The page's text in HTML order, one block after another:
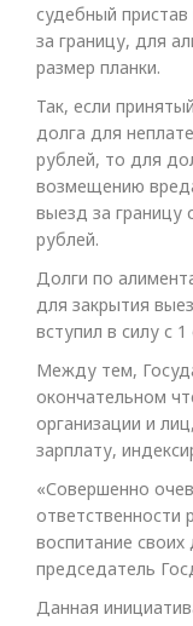
судебный
за границу, для
размер планки.
Так, если
долга для
рублей, то для
возмещению
выезд за границу
рублей.
Долги по
для закрытия
вступил в силу с 1
Между тем,
окончательном
организации и
зарплату,
«Совершенно
ответственности
воспитание
председатель
Данная